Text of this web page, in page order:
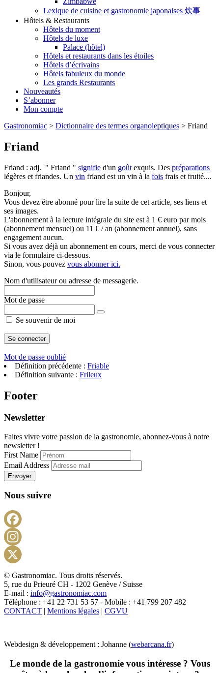
Lexique de cuisine et gastronomie japonaises 炊事
Hôtels & Restaurants
Hôtels du moment
Hôtels de luxe
Palace (hôtel)
Hôtels et restaurants dans les étoiles
Hôtels d’écrivains
Hôtels fabuleux du monde
Les grands Restaurants
Nouveautés
S’abonner
Mon compte
Gastronomiac > Dictionnaire des termes organoleptiques > Friand
Friand
Friand : adj. " Friand " signifie d'un goût exquis. Des préparations
légères et friandes. Un vin friand est un vin à la fois frais et fruité....
Bonjour,
Vous devez être abonné pour lire la suite de cet article, ses liens et
ses images.
L'abonnement à la lecture intégrale du site est à 1 € euro par mois
(abonnement mensuel) ou 11 € / an (abonnement annuel), sans
engagement aucun.
Si vous avez déjà un abonnement en cours, merci de vous connecter
via le formulaire ci-dessous.
Sinon, vous pouvez vous abonner ici.
Nom d'utilisateur ou adresse de messagerie.
Mot de passe
Se souvenir de moi
Mot de passe oublié
Définition précédente : Friable
Définition suivante : Frileux
Footer
Newsletter
Faites vivre votre passion de la gastronomie, abonnez-vous à notre
newsletter !
First Name
Email Address
Envoyer
Nous suivre
X
© Gastronomiac. Tous droits réservés.
5, rue du Prieuré CH - 1202 Genève / Suisse
E-mail : info@gastronomiac.com
Téléphone : +41 22 731 53 57 - Mobile : +41 799 207 482
CONTACT | Mentions légales | CGVU
Webdesign & développement : Johanne (webarcana.fr)
Le monde de la gastronomie vous intéresse ? Vous